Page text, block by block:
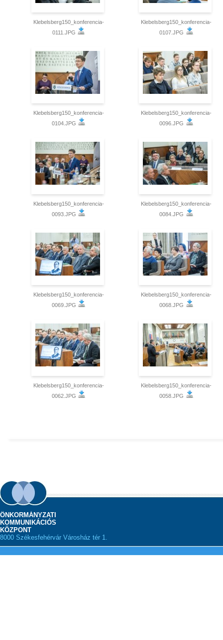
Klebelsberg150_konferencia-
0111.JPG
Klebelsberg150_konferencia-
0107.JPG
Klebelsberg150_konferencia-
0104.JPG
Klebelsberg150_konferencia-
0096.JPG
Klebelsberg150_konferencia-
0093.JPG
Klebelsberg150_konferencia-
0084.JPG
Klebelsberg150_konferencia-
0069.JPG
Klebelsberg150_konferencia-
0068.JPG
Klebelsberg150_konferencia-
0062.JPG
Klebelsberg150_konferencia-
0058.JPG
ÖNKORMÁNYZATI
KOMMUNIKÁCIÓS
KÖZPONT
8000 Székesfehérvár Városház tér 1.